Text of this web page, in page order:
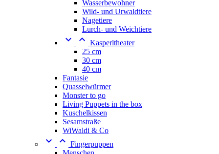
Wasserbewohner
Wild- und Urwaldtiere
Nagetiere
Lurch- und Weichtiere
  Kasperltheater
25 cm
30 cm
40 cm
Fantasie
Quasselwürmer
Monster to go
Living Puppets in the box
Kuschelkissen
Sesamstraße
WiWaldi & Co
  Fingerpuppen